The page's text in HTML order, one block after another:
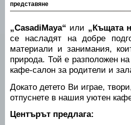
представяне
„CasadiMaya“ или „Къщата
се насладят на добре
материали и занимания,
природа. Той е разположен
кафе-салон за родители и
Докато детето Ви играе,
отпуснете в нашия уютен
Центърът предлага: